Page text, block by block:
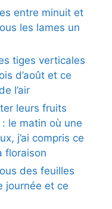
entre minuit et
les lames un
tiges verticales
d’août et ce
l’air
leurs fruits
le matin où une
j’ai compris ce
floraison
des feuilles
journée et ce